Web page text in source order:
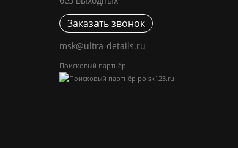
Заказать звонок
msk@ultra-details.ru
Поисковый партнёр